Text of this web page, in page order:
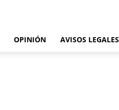
OPINIÓN AVISOS LEGALES